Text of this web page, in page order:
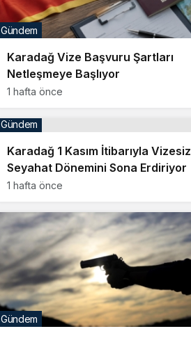
Karadağ Vize Başvuru Şartları
Netleşmeye Başlıyor
1 hafta önce
Gündem
Karadağ 1 Kasım İtibarıyla Vizesiz
Seyahat Dönemini Sona Erdiriyor
1 hafta önce
Gündem
Gündem